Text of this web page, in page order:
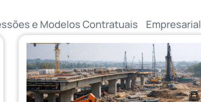
e Modelos Contratuais Empresarial